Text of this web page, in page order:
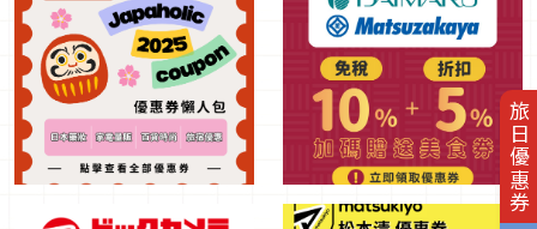
旅日優惠券